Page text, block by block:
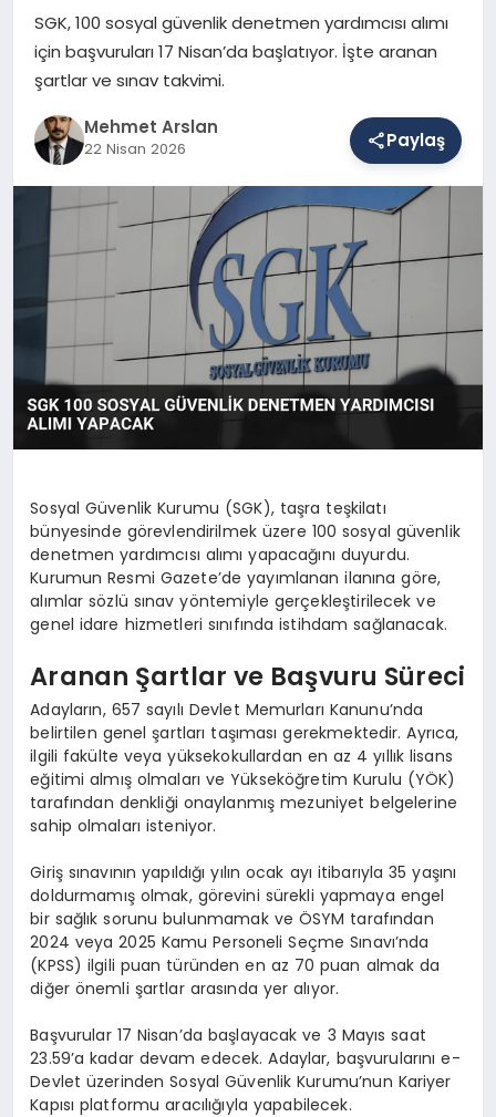
SAĞLIK
EĞITIM
DÜNYA
YAŞAM
SGK, 100 sosyal güvenlik denetmen yardımcısı alımı
için başvuruları 17 Nisan’da başlatıyor. İşte aranan
şartlar ve sınav takvimi.
Mehmet Arslan
22 Nisan 2026 Paylaş
Sosyal Güvenlik Kurumu (SGK), taşra teşkilatı
bünyesinde görevlendirilmek üzere 100 sosyal güvenlik
denetmen yardımcısı alımı yapacağını duyurdu.
Kurumun Resmi Gazete’de yayımlanan ilanına göre,
alımlar sözlü sınav yöntemiyle gerçekleştirilecek ve
genel idare hizmetleri sınıfında istihdam sağlanacak.
Aranan Şartlar ve Başvuru Süreci
Adayların, 657 sayılı Devlet Memurları Kanunu’nda
belirtilen genel şartları taşıması gerekmektedir. Ayrıca,
ilgili fakülte veya yüksekokullardan en az 4 yıllık lisans
eğitimi almış olmaları ve Yükseköğretim Kurulu (YÖK)
tarafından denkliği onaylanmış mezuniyet belgelerine
sahip olmaları isteniyor.
Giriş sınavının yapıldığı yılın ocak ayı itibarıyla 35 yaşını
doldurmamış olmak, görevini sürekli yapmaya engel
bir sağlık sorunu bulunmamak ve ÖSYM tarafından
2024 veya 2025 Kamu Personeli Seçme Sınavı’nda
(KPSS) ilgili puan türünden en az 70 puan almak da
diğer önemli şartlar arasında yer alıyor.
Başvurular 17 Nisan’da başlayacak ve 3 Mayıs saat
23.59’a kadar devam edecek. Adaylar, başvurularını e-
Devlet üzerinden Sosyal Güvenlik Kurumu’nun Kariyer
Kapısı platformu aracılığıyla yapabilecek.